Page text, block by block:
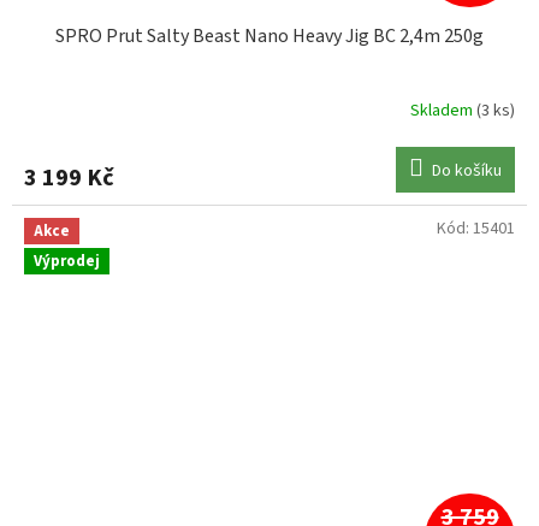
SPRO Prut Salty Beast Nano Heavy Jig BC 2,4m 250g
Skladem (3 ks)
3 199 Kč Do košíku
Akce
Výprodej
3 759
Kód: 15401